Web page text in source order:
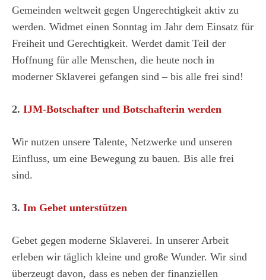
Gemeinden weltweit gegen Ungerechtigkeit aktiv zu
werden. Widmet einen Sonntag im Jahr dem Einsatz für
Freiheit und Gerechtigkeit. Werdet damit Teil der
Hoffnung für alle Menschen, die heute noch in
moderner Sklaverei gefangen sind – bis alle frei sind!
2. IJM-Botschafter und Botschafterin werden
Wir nutzen unsere Talente, Netzwerke und unseren
Einfluss, um eine Bewegung zu bauen. Bis alle frei
sind.
3. Im Gebet unterstützen
Gebet gegen moderne Sklaverei. In unserer Arbeit
erleben wir täglich kleine und große Wunder. Wir sind
überzeugt davon, dass es neben der finanziellen